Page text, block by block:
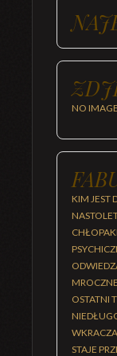
NO
KIM JEST
OSTATNI
STAJE